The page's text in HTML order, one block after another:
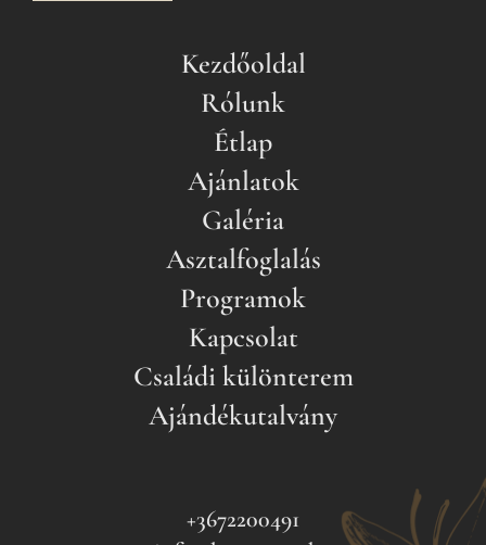
Kezdőoldal
Rólunk
Étlap
Ajánlatok
Galéria
Asztalfoglalás
Programok
Kapcsolat
Családi különterem
Ajándékutalvány
+3672200491